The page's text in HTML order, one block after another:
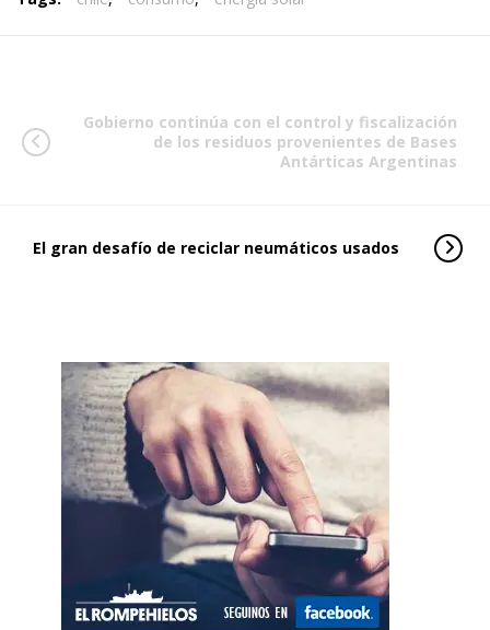
Gobierno continúa con el control y fiscalización
de los residuos provenientes de Bases
Antárticas Argentinas
El gran desafío de reciclar neumáticos usados